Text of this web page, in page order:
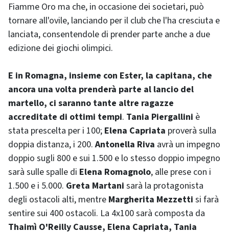
Fiamme Oro ma che, in occasione dei societari, può
tornare all'ovile, lanciando per il club che l'ha cresciuta e
lanciata, consentendole di prender parte anche a due
edizione dei giochi olimpici.
E in Romagna, insieme con Ester, la capitana, che
ancora una volta prenderà parte al lancio del
martello, ci saranno tante altre ragazze
accreditate di ottimi tempi. Tania Piergallini è
stata prescelta per i 100; Elena Capriata proverà sulla
doppia distanza, i 200.Antonella Riva avrà un impegno
doppio sugli 800 e sui 1.500 e lo stesso doppio impegno
sarà sulle spalle di Elena Romagnolo, alle prese con i
1.500 e i 5.000. Greta Martani sarà la protagonista
degli ostacoli alti, mentre Margherita Mezzetti si farà
sentire sui 400 ostacoli. La 4x100 sarà composta da
Thaimì O'Reilly Causse, Elena Capriata, Tania